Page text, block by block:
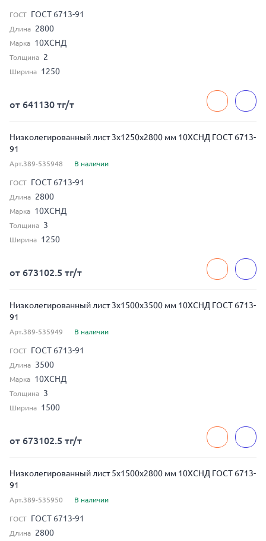
ГОСТ ГОСТ 6713-91
Длина 2800
Марка 10ХСНД
Толщина 2
Ширина 1250
от 641130 тг/т
Низколегированный лист 3x1250x2800 мм 10ХСНД ГОСТ 6713-
91
Арт.389-535948 В наличии
ГОСТ ГОСТ 6713-91
Длина 2800
Марка 10ХСНД
Толщина 3
Ширина 1250
от 673102.5 тг/т
Низколегированный лист 3x1500x3500 мм 10ХСНД ГОСТ 6713-
91
Арт.389-535949 В наличии
ГОСТ ГОСТ 6713-91
Длина 3500
Марка 10ХСНД
Толщина 3
Ширина 1500
от 673102.5 тг/т
Низколегированный лист 5x1500x2800 мм 10ХСНД ГОСТ 6713-
91
Арт.389-535950 В наличии
ГОСТ ГОСТ 6713-91
Длина 2800